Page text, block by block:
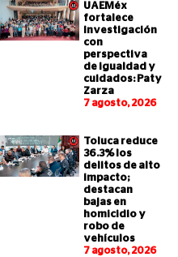
UAEMéx
fortalece
investigación
con
perspectiva
de igualdad y
cuidados: Paty
Zarza
7 agosto, 2026
Toluca reduce
36.3% los
delitos de alto
impacto;
destacan
bajas en
homicidio y
robo de
vehículos
7 agosto, 2026